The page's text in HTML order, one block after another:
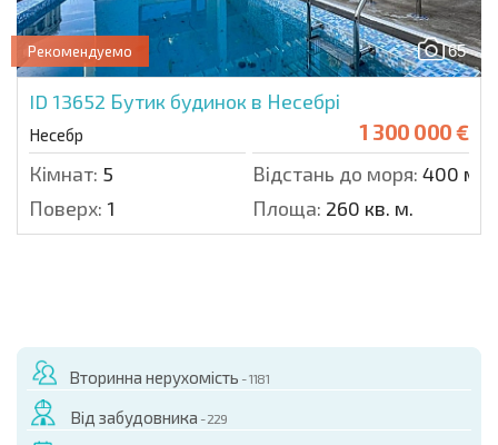
65
Рекомендуемо
ID 13652 Бутик будинок в Несебрі
Несебр 1 300 000 €
Кімнат: 5 Відстань до моря: 400 м.
Поверх: 1 Площа: 260 кв. м.
Вторинна нерухомість - 1181
Від забудовника - 229